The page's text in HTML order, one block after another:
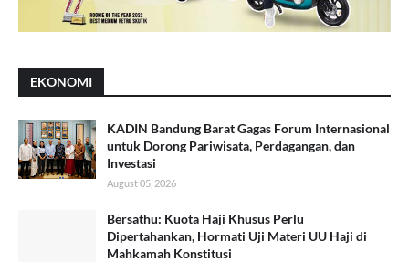
EKONOMI
KADIN Bandung Barat Gagas Forum Internasional
untuk Dorong Pariwisata, Perdagangan, dan
Investasi
August 05, 2026
Bersathu: Kuota Haji Khusus Perlu
Dipertahankan, Hormati Uji Materi UU Haji di
Mahkamah Konstitusi